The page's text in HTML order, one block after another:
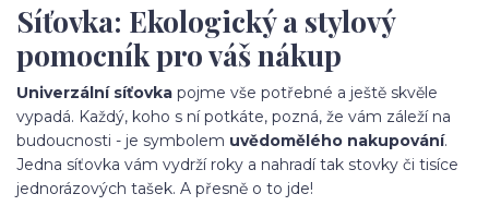
Síťovka: Ekologický a stylový
pomocník pro váš nákup
Univerzální síťovka pojme vše potřebné a ještě skvěle
vypadá. Každý, koho s ní potkáte, pozná, že vám záleží na
budoucnosti - je symbolem uvědomělého nakupování.
Jedna síťovka vám vydrží roky a nahradí tak stovky či tisíce
jednorázových tašek. A přesně o to jde!